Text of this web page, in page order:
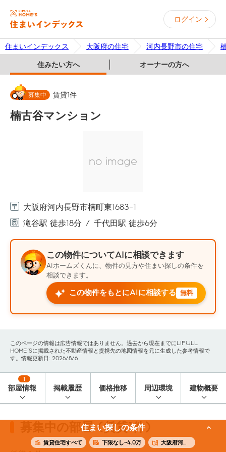
ログイン
住まいインデックス 大阪府の住宅 河内長野市の住宅
住みたい方へ オーナーの方へ
住まい探しの条件
賃貸住宅すべて 下限なし~4.0万 大阪府河内長野市
募集中 賃貸1件
楠古谷マンション
no image
大阪府河内長野市楠町東1683-1
滝谷駅 徒歩18分
千代田駅 徒歩6分
この物件についてAIに相談できます
AIホームズくんに、物件の見方や住まい探しの条件を
相談できます。
この物件をもとにAIに相談する 無料
このページの情報は広告情報ではありません。過去から現在までにLIFULL
HOME'Sに掲載された不動産情報と提携先の地図情報を元に生成した参考情報で
す。情報更新日: 2026/8/6
部屋情報
1
掲載履歴 価格推移 周辺環境 建物概要
募集中の部屋 (賃貸1件)